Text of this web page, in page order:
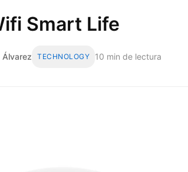
Smart Life
Álvarez TECHNOLOGY 10 min de lectura